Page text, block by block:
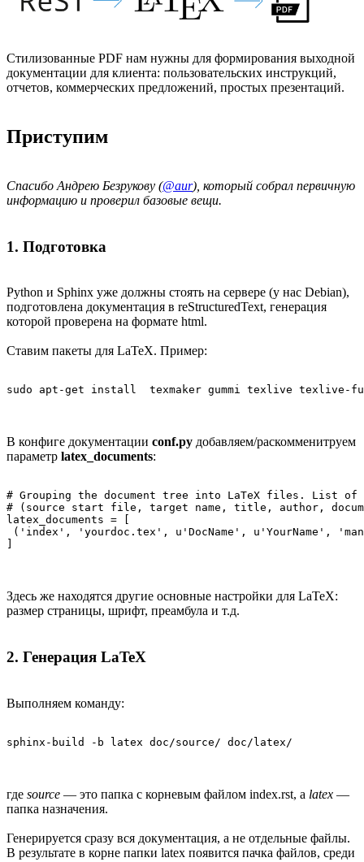
Стилизованные PDF нам нужны для формирования выходной
документации для клиента: пользовательских инструкций,
отчетов, коммерческих предложений, простых презентаций.
Приступим
Спасибо Андрею Безрукову (@aur), который собрал первичную
информацию и проверил базовые вещи.
1. Подготовка
Python и Sphinx уже должны стоять на сервере (у нас Debian),
подготовлена документация в reStructuredText, генерация
которой проверена на формате html.
Ставим пакеты для LaTeX. Пример:
sudo apt-get install  texmaker gummi texlive texlive-
В конфиге документации conf.py добавляем/раскомменитруем
параметр latex_documents:
# Grouping the document tree into LaTeX files. List of
# (source start file, target name, title, author,
latex_documents = [
('index', 'yourdoc.tex', u'DocName', u'YourName',
Здесь же находятся другие основные настройки для LaTeX:
размер страницы, шрифт, преамбула и т.д.
2. Генерация LaTeX
Выполняем команду:
sphinx-build -b latex doc/source/ doc/latex/
где source — это папка с корневым файлом index.rst, а latex —
папка назначения.
Генерируется сразу вся документация, а не отдельные файлы.
В результате в корне папки latex появится пачка файлов, среди